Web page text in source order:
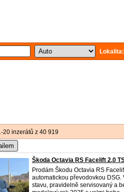
Lokalita:
20 inzerátů z 40 919
Škoda Octavia RS Facelift 2.0
Prodám Škodu Octavia RS
automatickou převodovkou
stavu, pravidelně servisovaný a